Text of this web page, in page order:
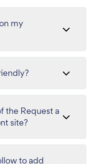
my
the Request a
site?
to add